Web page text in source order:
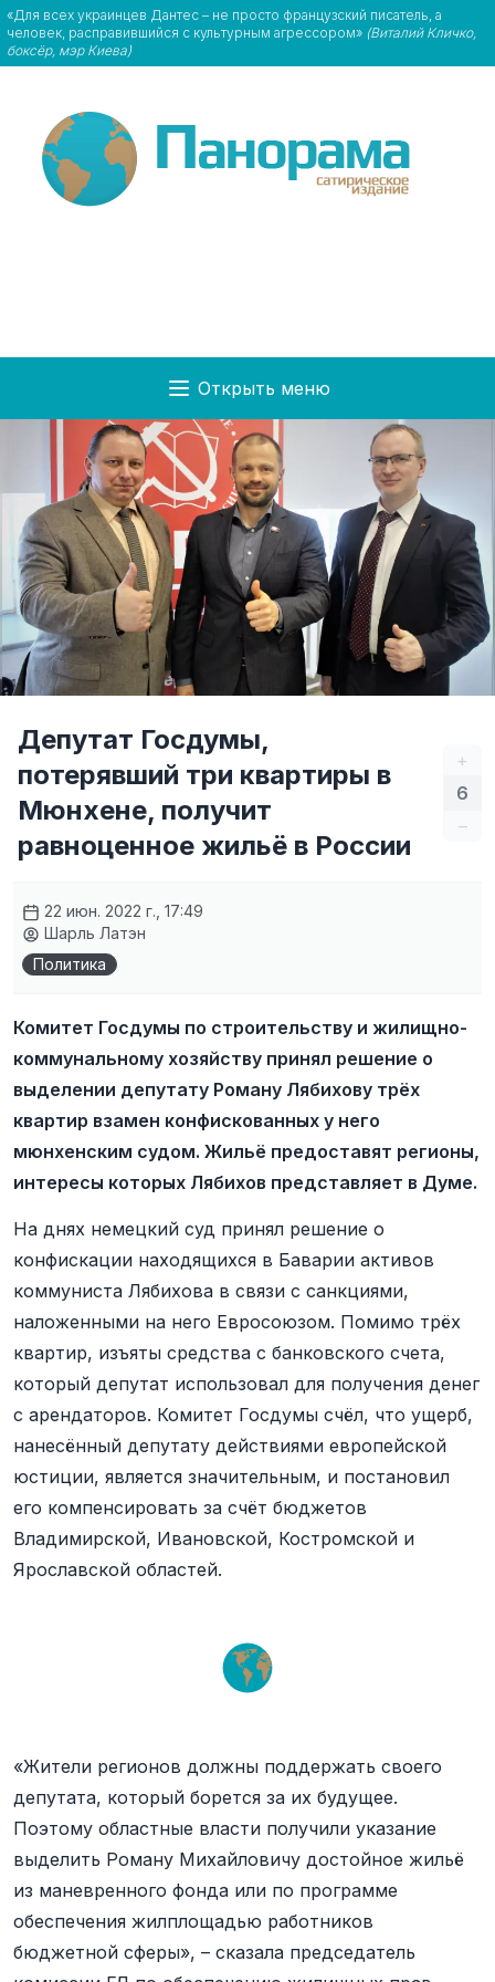
«Для всех украинцев Дантес – не просто французский писатель, а
человек, расправившийся с культурным агрессором» (Виталий Кличко,
боксёр, мэр Киева)
Открыть меню
+
6
–
Депутат Госдумы,
потерявший три квартиры в
Мюнхене, получит
равноценное жильё в России
22 июн. 2022 г., 17:49
Шарль Латэн
Политика
Комитет Госдумы по строительству и жилищно-
коммунальному хозяйству принял решение о
выделении депутату Роману Лябихову трёх
квартир взамен конфискованных у него
мюнхенским судом. Жильё предоставят регионы,
интересы которых Лябихов представляет в Думе.
На днях немецкий суд принял решение о
конфискации находящихся в Баварии активов
коммуниста Лябихова в связи с санкциями,
наложенными на него Евросоюзом. Помимо трёх
квартир, изъяты средства с банковского счета,
который депутат использовал для получения денег
с арендаторов. Комитет Госдумы счёл, что ущерб,
нанесённый депутату действиями европейской
юстиции, является значительным, и постановил
его компенсировать за счёт бюджетов
Владимирской, Ивановской, Костромской и
Ярославской областей.
«Жители регионов должны поддержать своего
депутата, который борется за их будущее.
Поэтому областные власти получили указание
выделить Роману Михайловичу достойное жильё
из маневренного фонда или по программе
обеспечения жилплощадью работников
бюджетной сферы», – сказала председатель